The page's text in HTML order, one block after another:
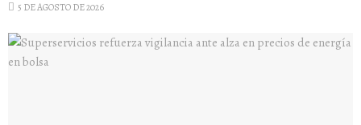
5 DE AGOSTO DE 2026